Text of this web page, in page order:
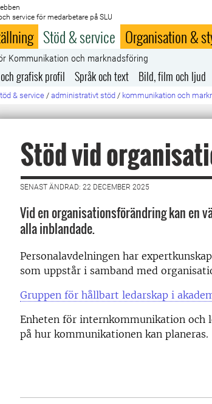
service för medarbetare på SLU
Stöd & service Organisation &
Kommunikation och marknadsföring
grafisk profil Språk och text Bild, film och ljud
& service / administrativt stöd / kommunikation och
Stöd vid
SENAST ÄNDRAD: 22 DECEMBER 2025
Vid en organisationsförändring kan en
alla inblandade.
Personalavdelningen har
som uppstår i samband med
Gruppen för hållbart ledarskap i
Enheten för internkommunikation och
på hur kommunikationen kan planeras.